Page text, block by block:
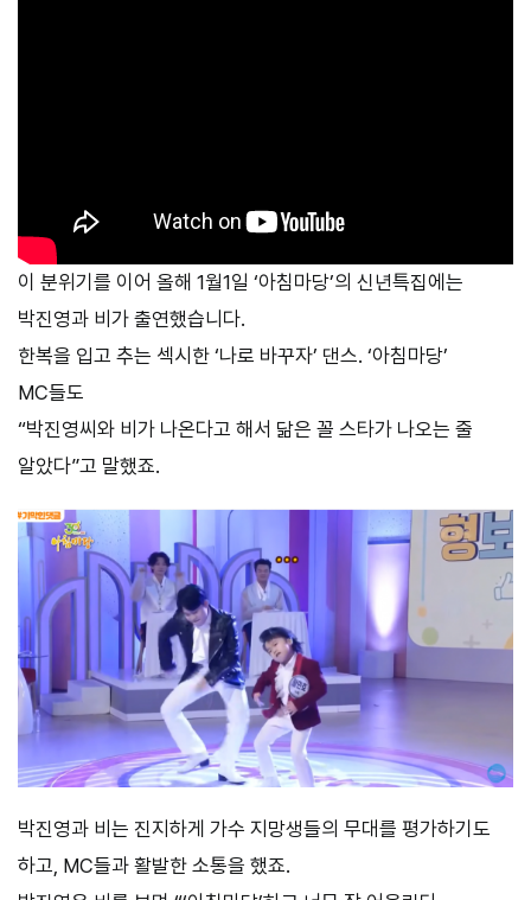
이 분위기를 이어 올해 1월1일 ‘아침마당’의 신년특집에는
박진영과 비가 출연했습니다.
한복을 입고 추는 섹시한 ‘나로 바꾸자’ 댄스. ‘아침마당’
MC들도
“박진영씨와 비가 나온다고 해서 닮은 꼴 스타가 나오는 줄
알았다”고 말했죠.
박진영과 비는 진지하게 가수 지망생들의 무대를 평가하기도
하고, MC들과 활발한 소통을 했죠.